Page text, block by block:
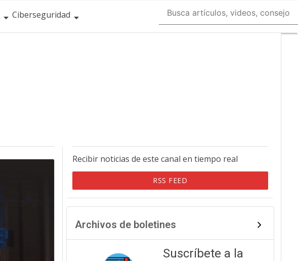
Ciberseguridad
Recibir noticias de este canal en tiempo real
RSS FEED
Archivos de boletines
Suscríbete a la